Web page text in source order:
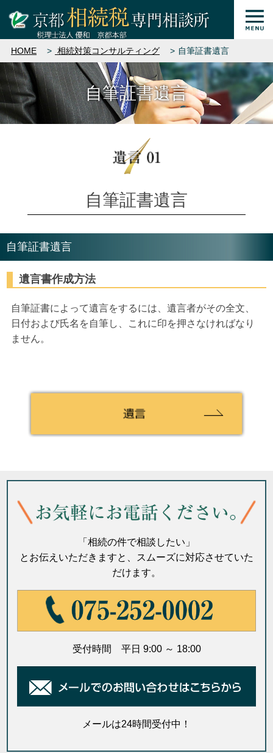
HOME 相続対策コンサルティング 自筆証書遺言
自筆証書遺言
自筆証書遺言
自筆証書遺言
遺言書作成方法
自筆証書によって遺言をするには、遺言者がその全文、
日付および氏名を自筆し、これに印を押さなければなり
ません。
「相続の件で相談したい」
とお伝えいただきますと、スムーズに対応させていた
だけます。
受付時間 平日 9:00 ～ 18:00
メールは24時間受付中！